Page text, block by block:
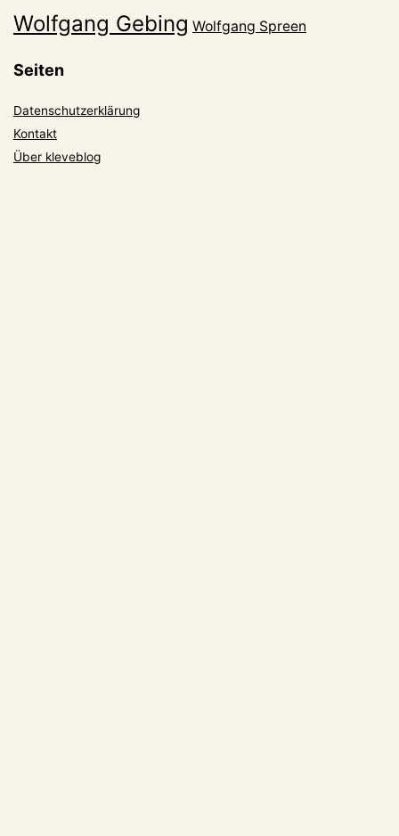
Wolfgang Gebing Wolfgang Spreen
Seiten
Datenschutzerklärung
Kontakt
Über kleveblog